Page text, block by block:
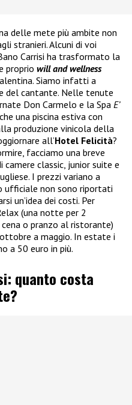
delle mete più ambite non
stranieri. Alcuni di voi
Carrisi ha trasformato la
proprio will and wellness
Siamo infatti a
del cantante. Nelle tenute
Don Carmelo e la Spa E’
una piscina estiva con
produzione vinicola della
all’Hotel Felicità?
facciamo una breve
camere classic, junior suite e
I prezzi variano a
ufficiale non sono riportati
un’idea dei costi. Per
(una notte per 2
o pranzo al ristorante)
a maggio. In estate i
a 50 euro in più.
quanto costa